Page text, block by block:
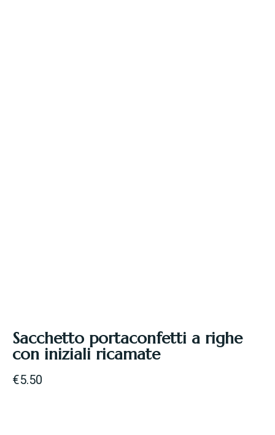
Sacchetto portaconfetti a righe
con iniziali ricamate
€5.50